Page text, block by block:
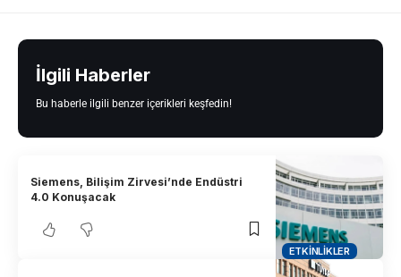
İlgili Haberler
Bu haberle ilgili benzer içerikleri keşfedin!
ETKINLIKLER
Siemens, Bilişim Zirvesi’nde Endüstri
4.0 Konuşacak